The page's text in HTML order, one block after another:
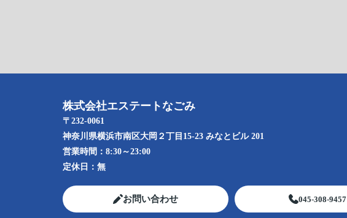
株式会社エステートなごみ
〒232-0061
神奈川県横浜市南区大岡２丁目15-23 みなとビル 201
営業時間： 8:30～23:00
定休日： 無
お問い合わせ 045-308-9457